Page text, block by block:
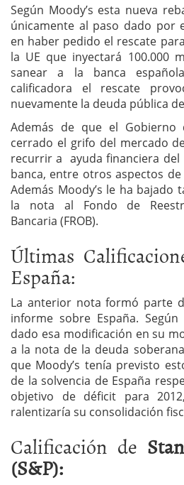
Según Moody’s esta nueva
únicamente al paso dado por
en haber pedido el rescate
la UE que inyectará 100.000
sanear a la banca
calificadora el rescate
nuevamente la deuda pública
Además de que el Gobierno
cerrado el grifo del mercado
recurrir a ayuda financiera del
banca, entre otros aspectos
Además Moody’s le ha bajado
la nota al Fondo de
Bancaria (FROB).
Últimas
España:
La anterior nota formó parte
informe sobre España.
dado esa modificación en su
a la nota de la deuda
que Moody’s tenía previsto
de la solvencia de España
objetivo de déficit para
ralentizaría su consolidación
Calificación de
(S&P):